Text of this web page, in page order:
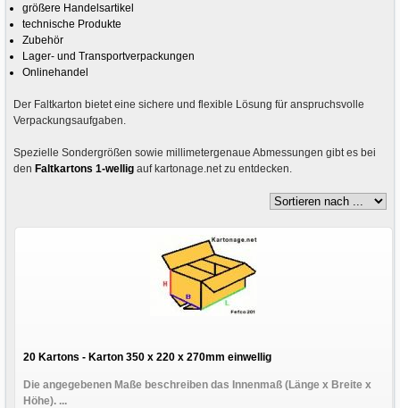
größere Handelsartikel
technische Produkte
Zubehör
Lager- und Transportverpackungen
Onlinehandel
Der Faltkarton bietet eine sichere und flexible Lösung für anspruchsvolle
Verpackungsaufgaben.
Spezielle Sondergrößen sowie millimetergenaue Abmessungen gibt es bei
denFaltkartons 1-wellig auf kartonage.net zu entdecken.
20 Kartons - Karton 350 x 220 x 270mm einwellig
Die angegebenen Maße beschreiben das Innenmaß (Länge x Breite x
Höhe). ...